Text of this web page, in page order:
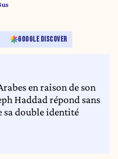
GOOGLE DISCOVER
en raison de son
Haddad répond sans
sa double identité